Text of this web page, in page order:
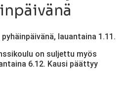
lauantaina 1.11.
on suljettu myös
6.12. Kausi päättyy